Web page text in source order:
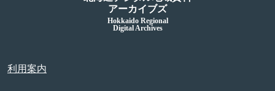
アーカイブズ
Hokkaido Regional
Digital Archives
利用案内